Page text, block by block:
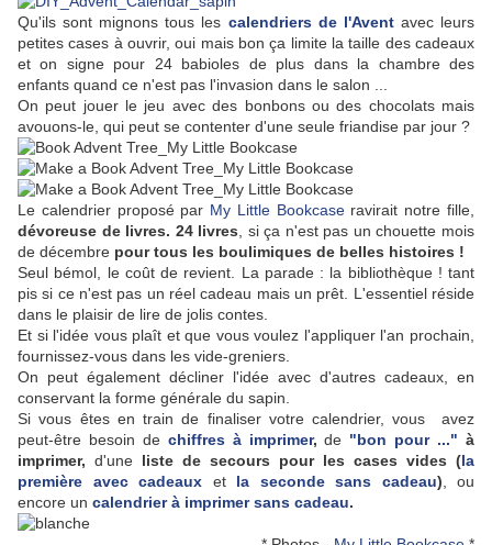
Qu'ils sont mignons tous les calendriers de l'Aventavec leurs
petites cases à ouvrir, oui mais bon ça limite la taille des cadeaux
et on signe pour 24 babioles de plus dans la chambre des
enfants quand ce n'est pas l'invasion dans le salon ...
On peut jouer le jeu avec des bonbons ou des chocolats mais
avouons-le, qui peut se contenter d'une seule friandise par jour ?
Le calendrier proposé par My Little Bookcaseravirait notre fille,
dévoreuse de livres. 24 livres , si ça n'est pas un chouette mois
de décembre pour tous les boulimiques de belles histoires !
Seul bémol, le coût de revient. La parade : la bibliothèque ! tant
pis si ce n'est pas un réel cadeau mais un prêt. L'essentiel réside
dans le plaisir de lire de jolis contes.
Et si l'idée vous plaît et que vous voulez l'appliquer l'an prochain,
fournissez-vous dans les vide-greniers.
On peut également décliner l'idée avec d'autres cadeaux, en
conservant la forme générale du sapin.
Si vous êtes en train de finaliser votre calendrier, vous avez
peut-être besoin de chiffres à imprimer, de "bon pour ..." à
imprimer, d'une liste de secours pour les cases vides (la
première avec cadeaux
et la seconde sans cadeau) , ou
encore un calendrier à imprimer sans cadeau.